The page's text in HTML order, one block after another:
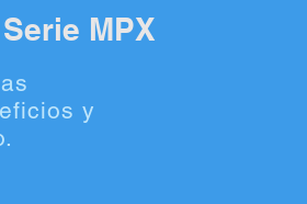
y
MPX